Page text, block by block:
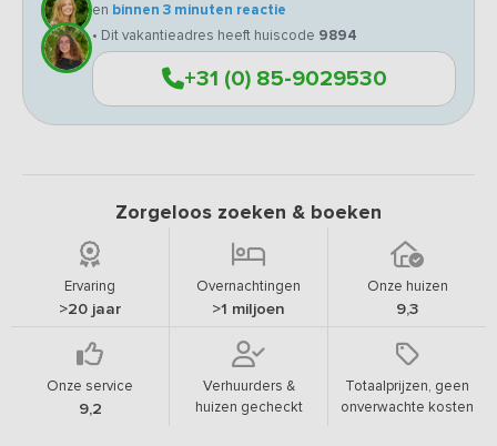
en binnen 3 minuten reactie
• Dit vakantieadres heeft huiscode 9894
+31 (0) 85-9029530
Zorgeloos zoeken & boeken
Ervaring
>20 jaar
Overnachtingen
>1 miljoen
Onze huizen
9,3
Onze service
9,2
Verhuurders &
huizen gecheckt
Totaalprijzen, geen
onverwachte kosten